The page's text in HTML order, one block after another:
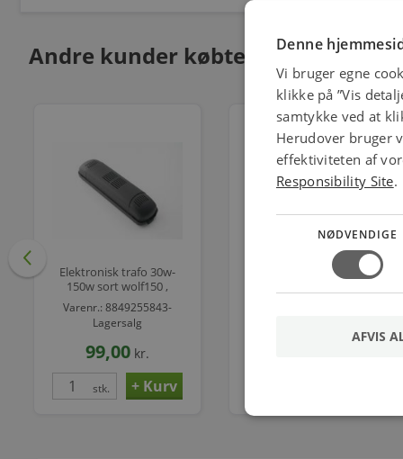
Andre kunder købte også
Elektronisk trafo 30w-
150w sort wolf150 ,
49x39x190mm,
transformer
Varenr.: 8849255843-
Lagersalg
99,00 kr.
stk.
Elektronisk trafo 100w-
Denne
Vi bruger egne
klikke på ”Vis
samtykke ved at
Herudover bruger
effektiviteten af
Responsibility Site.
NØDVENDIGE
AFVIS